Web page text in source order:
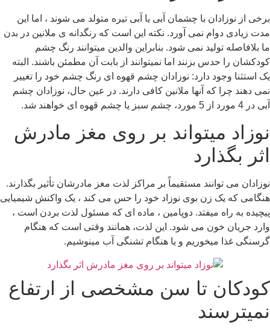
برخی از نوزادان با چشمان آبی یا آبی تیره متولد می شوند ، اما این
مدت زیادی دوام نمی آورد. نکته این است که رنگدانه ی ملانین در بدن
ما بلافاصله تولید نمی شود. بنابراین والدین میتوانند رنگ چشم
کودکشان را حدس بزنند اما نمیتوانند از بابت آن مطمئن باشند. البته
یک استثنا وجود دارد: نوزادان چشم قهوه ای رنگ چشم خود را تغییر
نمی دهند چرا که آنها ملانین کافی دارند. در عین حال، نوزادان چشم
آبی در 4 مورد از 5 مورد، چشم سبز یا چشم قهوه ای خواهند شد.
نوزاد میتواند بر روی مغز مادرش
اثر بگذارد
نوزادان می توانند مستقیماً بر مراکز لذت مغز مادرشان تأثیر بگذارند.
هنگامی که یک زن بوی نوزاد خود را حس می کند ، یک واکنش شیمیایی
پیچیده به راه میفتد. دوپامین ، ماده ای که مسئول لذت بردن است ،
وارد جریان خون می شود. این لذت، همانند وقتی است که هنگام
گرسنگی غذا میخوریم و یا هنگام تشنگی آب مینوشیم.
کودکان تا سن مشخصی از ارتفاع
نمیترسند